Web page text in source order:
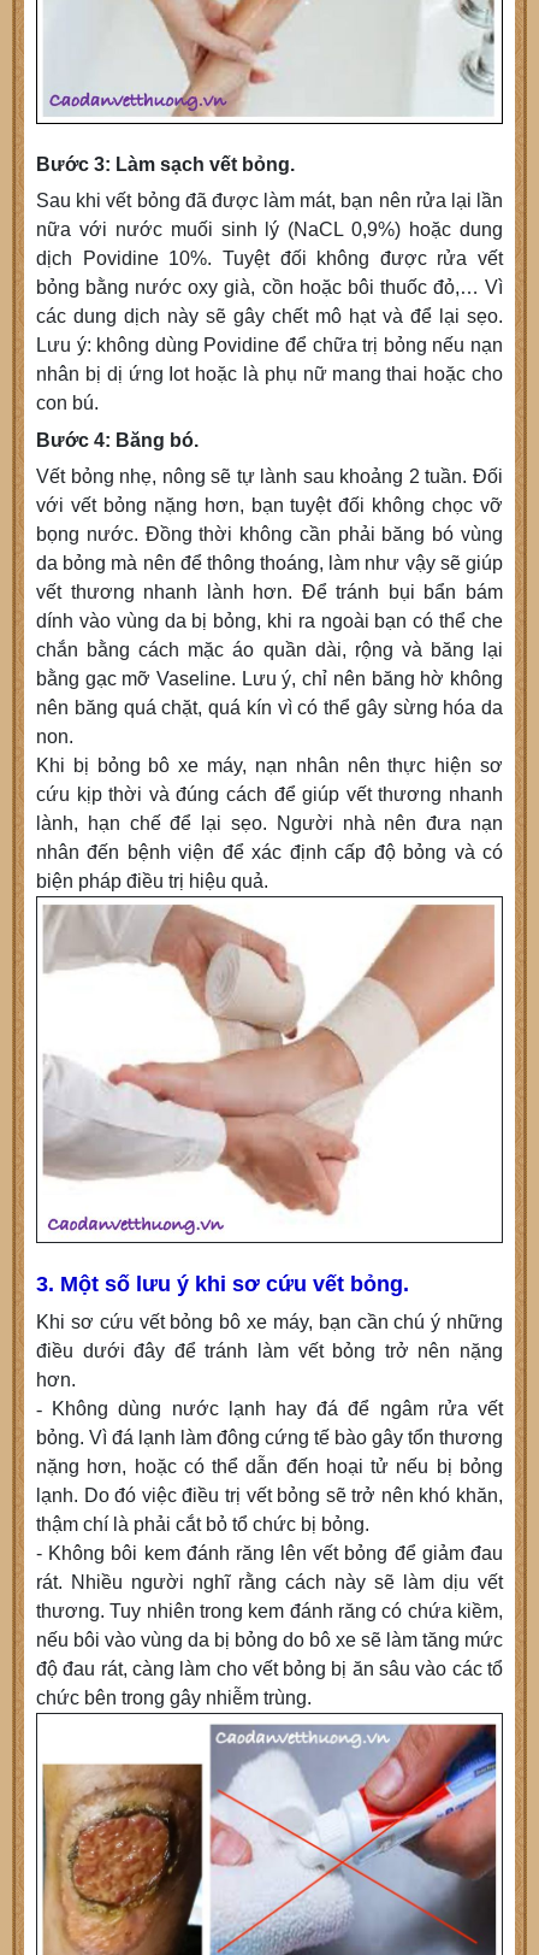
Bước 3: Làm sạch vết bỏng.
Sau khi vết bỏng đã được làm mát, bạn nên rửa lại lần
nữa với nước muối sinh lý (NaCL 0,9%) hoặc dung
dịch Povidine 10%. Tuyệt đối không được rửa vết
bỏng bằng nước oxy già, cồn hoặc bôi thuốc đỏ,… Vì
các dung dịch này sẽ gây chết mô hạt và để lại sẹo.
Lưu ý: không dùng Povidine để chữa trị bỏng nếu nạn
nhân bị dị ứng Iot hoặc là phụ nữ mang thai hoặc cho
con bú.
Bước 4: Băng bó.
Vết bỏng nhẹ, nông sẽ tự lành sau khoảng 2 tuần. Đối
với vết bỏng nặng hơn, bạn tuyệt đối không chọc vỡ
bọng nước. Đồng thời không cần phải băng bó vùng
da bỏng mà nên để thông thoáng, làm như vậy sẽ giúp
vết thương nhanh lành hơn. Để tránh bụi bẩn bám
dính vào vùng da bị bỏng, khi ra ngoài bạn có thể che
chắn bằng cách mặc áo quần dài, rộng và băng lại
bằng gạc mỡ Vaseline. Lưu ý, chỉ nên băng hờ không
nên băng quá chặt, quá kín vì có thể gây sừng hóa da
non.
Khi bị bỏng bô xe máy, nạn nhân nên thực hiện sơ
cứu kịp thời và đúng cách để giúp vết thương nhanh
lành, hạn chế để lại sẹo. Người nhà nên đưa nạn
nhân đến bệnh viện để xác định cấp độ bỏng và có
biện pháp điều trị hiệu quả.
3. Một số lưu ý khi sơ cứu vết bỏng.
Khi sơ cứu vết bỏng bô xe máy, bạn cần chú ý những
điều dưới đây để tránh làm vết bỏng trở nên nặng
hơn.
- Không dùng nước lạnh hay đá để ngâm rửa vết
bỏng. Vì đá lạnh làm đông cứng tế bào gây tổn thương
nặng hơn, hoặc có thể dẫn đến hoại tử nếu bị bỏng
lạnh. Do đó việc điều trị vết bỏng sẽ trở nên khó khăn,
thậm chí là phải cắt bỏ tổ chức bị bỏng.
- Không bôi kem đánh răng lên vết bỏng để giảm đau
rát. Nhiều người nghĩ rằng cách này sẽ làm dịu vết
thương. Tuy nhiên trong kem đánh răng có chứa kiềm,
nếu bôi vào vùng da bị bỏng do bô xe sẽ làm tăng mức
độ đau rát, càng làm cho vết bỏng bị ăn sâu vào các tổ
chức bên trong gây nhiễm trùng.